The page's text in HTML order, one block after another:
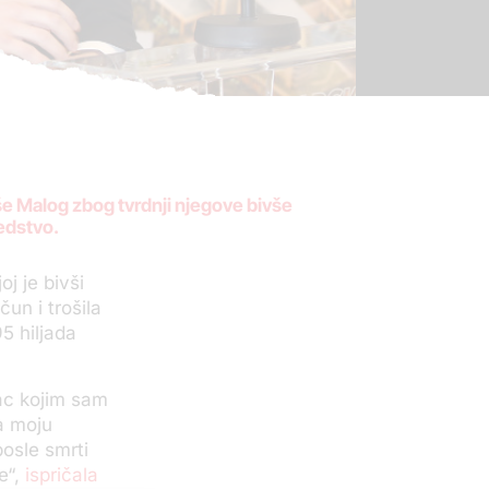
Malog zbog tvrdnji njegove bivše
je bivši
i trošila
hiljada
kojim sam
moju
smrti
ispričala